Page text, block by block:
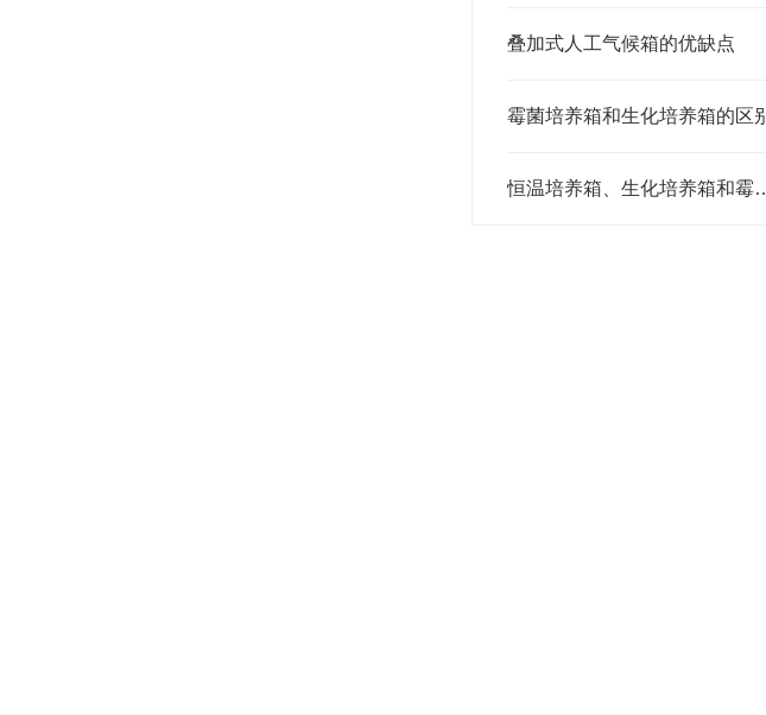
叠加式人工气候箱的优缺点
霉菌培养箱和生化培养箱的区
恒温培养箱、生